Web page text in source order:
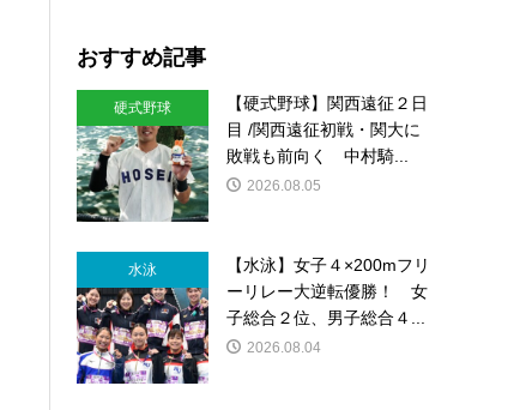
おすすめ記事
硬式野球
【硬式野球】関西遠征２日
目 /関西遠征初戦・関大に
敗戦も前向く 中村騎...
2026.08.05
水泳
【水泳】女子４×200mフリ
ーリレー大逆転優勝！ 女
子総合２位、男子総合４...
2026.08.04